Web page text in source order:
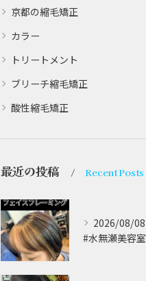
京都の縮毛矯正
カラー
トリートメント
ブリーチ縮毛矯正
酸性縮毛矯正
最近の投稿 Recent Posts
2026/08/08
#水無瀬美容室⁡